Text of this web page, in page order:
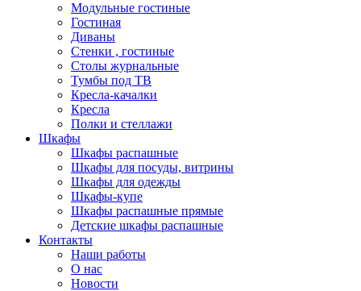
Модульные гостиные
Гостиная
Диваны
Стенки , гостиные
Столы журнальные
Тумбы под ТВ
Кресла-качалки
Кресла
Полки и стеллажи
Шкафы
Шкафы распашные
Шкафы для посуды, витрины
Шкафы для одежды
Шкафы-купе
Шкафы распашные прямые
Детские шкафы распашные
Контакты
Наши работы
О нас
Новости